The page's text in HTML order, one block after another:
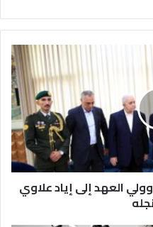
العهد إلى إياد علاوي